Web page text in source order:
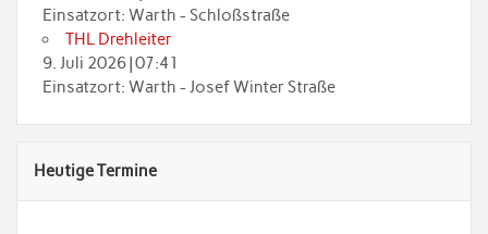
Einsatzort: Warth - Schloßstraße
THL Drehleiter
9. Juli 2026| 07:41
Einsatzort: Warth - Josef Winter Straße
Heutige Termine